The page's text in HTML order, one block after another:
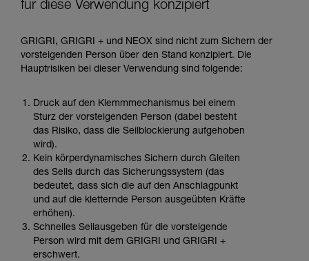
für diese Verwendung konzipiert
GRIGRI, GRIGRI + und NEOX sind nicht zum Sichern der
vorsteigenden Person über den Stand konzipiert. Die
Hauptrisiken bei dieser Verwendung sind folgende:
Druck auf den Klemmmechanismus bei einem
Sturz der vorsteigenden Person (dabei besteht
das Risiko, dass die Seilblockierung aufgehoben
wird).
Kein körperdynamisches Sichern durch Gleiten
des Seils durch das Sicherungssystem (das
bedeutet, dass sich die auf den Anschlagpunkt
und auf die kletternde Person ausgeübten Kräfte
erhöhen).
Schnelles Seilausgeben für die vorsteigende
Person wird mit dem GRIGRI und GRIGRI +
erschwert.